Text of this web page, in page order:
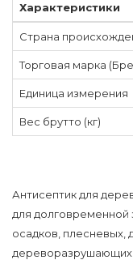
Характеристики
Страна
Торговая марка
Единица измерения
Вес брутто (кг)
Антисептик для
для
осадков,
дереворазрушающих